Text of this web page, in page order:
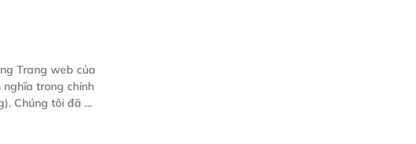
web của
trong chính
sách này đều có cùng ý nghĩa về các điều khoản sử dụng). Chúng tôi đã ...